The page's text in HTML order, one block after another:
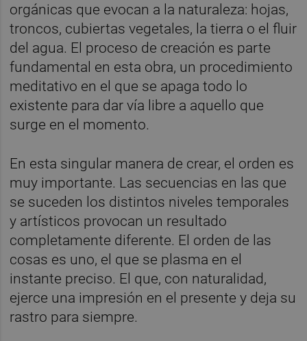
orgánicas que evocan a la naturaleza: hojas,
troncos, cubiertas vegetales, la tierra o el fluir
del agua. El proceso de creación es parte
fundamental en esta obra, un procedimiento
meditativo en el que se apaga todo lo
existente para dar vía libre a aquello que
surge en el momento.
En esta singular manera de crear, el orden es
muy importante. Las secuencias en las que
se suceden los distintos niveles temporales
y artísticos provocan un resultado
completamente diferente. El orden de las
cosas es uno, el que se plasma en el
instante preciso. El que, con naturalidad,
ejerce una impresión en el presente y deja su
rastro para siempre.